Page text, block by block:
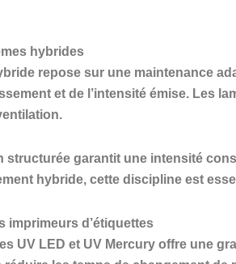
hybrides
repose sur une maintenance
et de l’intensité émise. Les
structurée garantit une intensité
hybride, cette discipline est
imprimeurs d’étiquettes
UV LED et UV Mercury offre une